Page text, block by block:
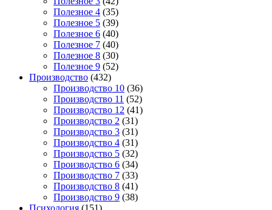
Полезное 4 (35)
Полезное 5 (39)
Полезное 6 (40)
Полезное 7 (40)
Полезное 8 (30)
Полезное 9 (52)
Производство (432)
Производство 10 (36)
Производство 11 (52)
Производство 12 (41)
Производство 2 (31)
Производство 3 (31)
Производство 4 (31)
Производство 5 (32)
Производство 6 (34)
Производство 7 (33)
Производство 8 (41)
Производство 9 (38)
Психология (151)